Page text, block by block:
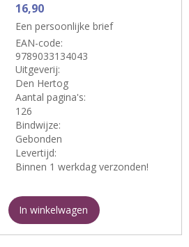
16,90
Een persoonlijke brief
EAN-code:
9789033134043
Uitgeverij:
Den Hertog
Aantal pagina's:
126
Bindwijze:
Gebonden
Levertijd:
Binnen 1 werkdag verzonden!
In winkelwagen